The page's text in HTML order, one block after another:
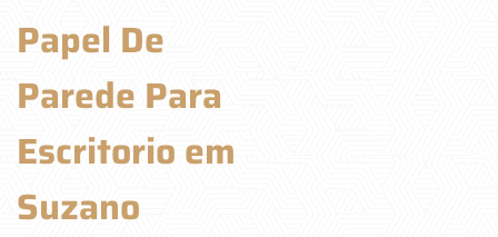
Papel De
Parede Para
Escritorio em
Suzano